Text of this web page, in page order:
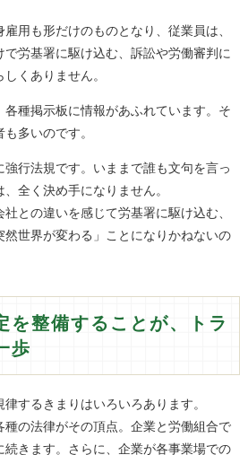
用も形だけのものとなり、従業員は、
労基署に駆け込む、訴訟や労働審判に
くありません。
各種掲示板に情報があふれています。そ
多いのです。
行法規です。いままで誰も文句を言っ
全く決め手になりません。
との違いを感じて労基署に駆け込む、
然世界が変わる」ことになりかねないの
を整備することが、トラ
歩
するきまりはいろいろあります。
の法律がその頂点。企業と労働組合で
きます。さらに、企業が各事業場での